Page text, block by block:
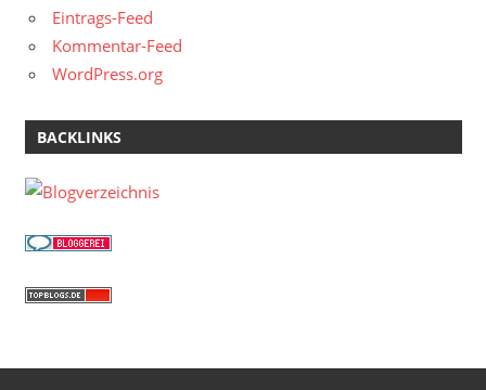
Eintrags-Feed
Kommentar-Feed
WordPress.org
BACKLINKS